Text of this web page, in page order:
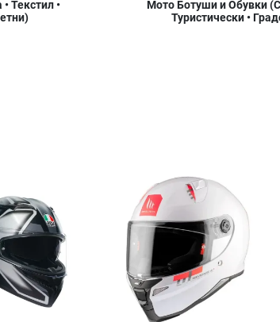
Текстил •
Мото Ботуши и Обувки
Туристически •
Сравни продукт
Quick View